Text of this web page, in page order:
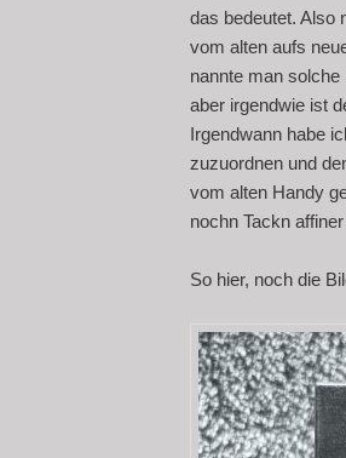
das bedeutet. Also
vom alten aufs
nannte man
aber irgendwie ist
Irgendwann habe
zuzuordnen und
vom alten Handy
nochn Tackn
So hier, noch die